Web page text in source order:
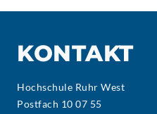
KONTAKT
Hochschule Ruhr West
Postfach 10 07 55